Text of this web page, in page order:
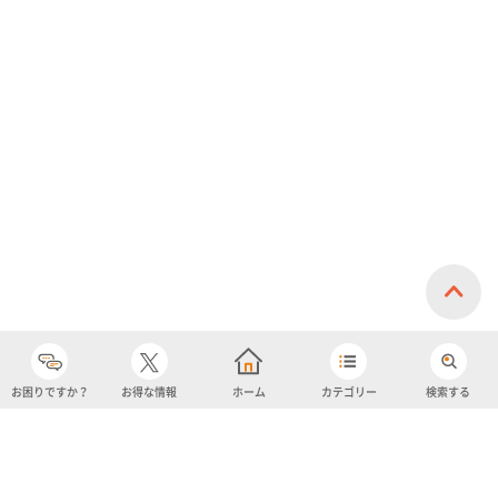
お困りですか？ お得な情報 ホーム カテゴリー 検索する